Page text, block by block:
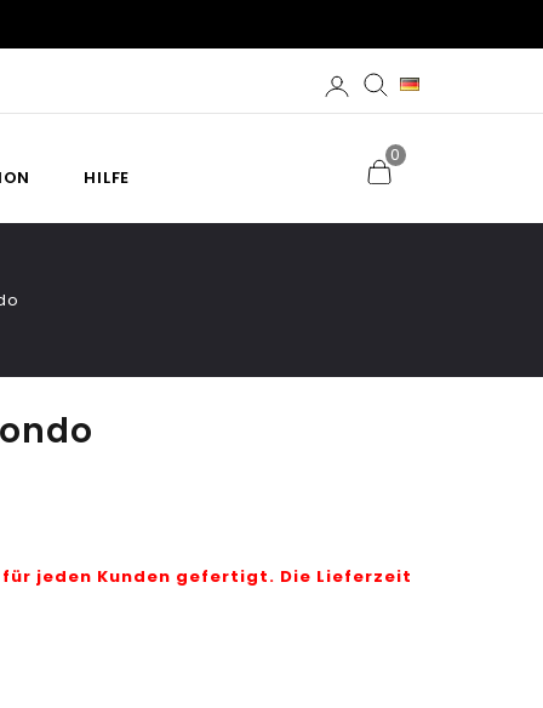
0
HILFE
jeden Kunden gefertigt. Die Lieferzeit